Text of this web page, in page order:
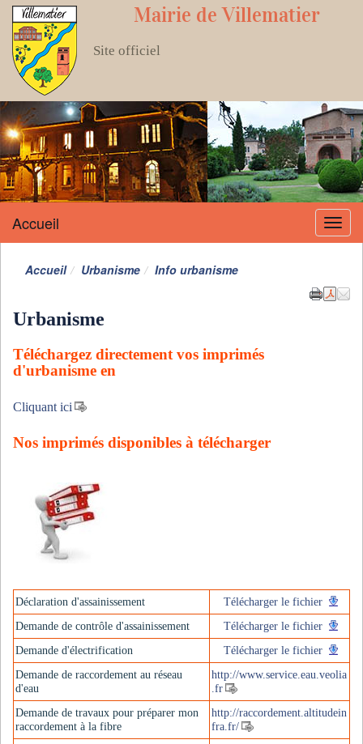
Mairie de Villematier
Site officiel
Menu
Accueil
Accueil Urbanisme Info urbanisme
Urbanisme
Téléchargez directement vos imprimés
d'urbanisme en
Cliquant ici
Nos imprimés disponibles à télécharger
Déclaration d'assainissement
Télécharger le fichier
Demande de contrôle d'assainissement
Télécharger le fichier
Demande d'électrification
Télécharger le fichier
Demande de raccordement au réseau
d'eau
http://www.service.eau.veolia
.fr
Demande de travaux pour préparer mon
raccordement à la fibre
http://raccordement.altitudein
fra.fr/